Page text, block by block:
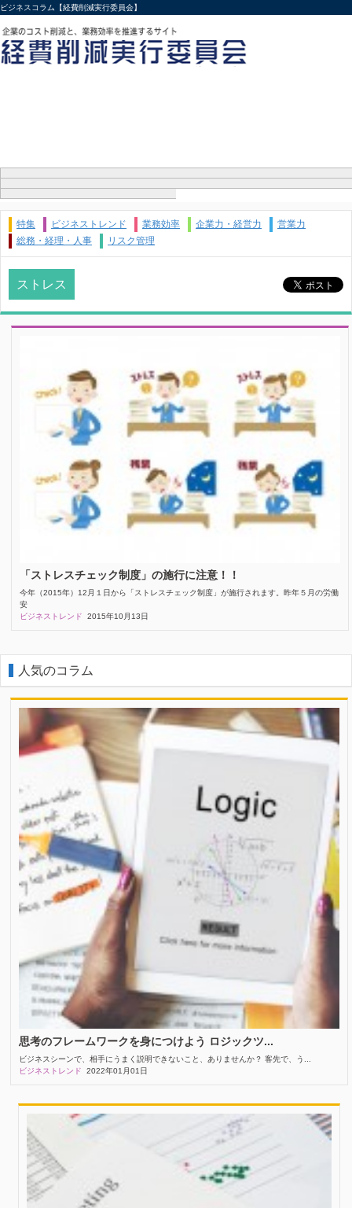
ビジネスコラム【経費削減実行委員会】
特集 ビジネストレンド 業務効率 企業力・経営力
営業力
総務・経理・人事
リスク管理
ストレス
「ストレスチェック制度」の施行に注意！！
今年（2015年）12月１日から「ストレスチェック制度」が施行されます。昨年５月の労働
安
ビジネストレンド
2015年10月13日
人気のコラム
思考のフレームワークを身につけよう ロジックツ...
ビジネスシーンで、相手にうまく説明できないこと、ありませんか？ 客先で、う...
ビジネストレンド
2022年01月01日